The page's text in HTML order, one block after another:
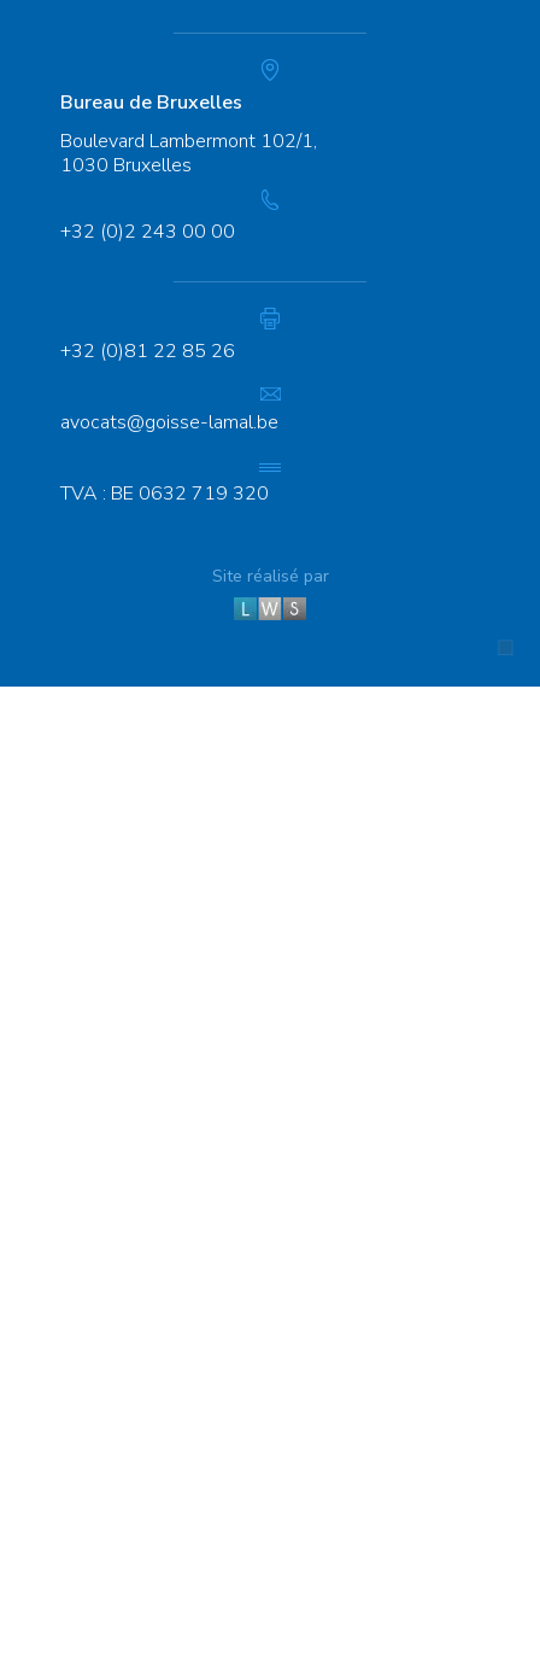
Bureau de Bruxelles
Boulevard Lambermont 102/1,
1030 Bruxelles
+32 (0)2 243 00 00
+32 (0)81 22 85 26
avocats@goisse-lamal.be
TVA : BE 0632 719 320
Site réalisé par